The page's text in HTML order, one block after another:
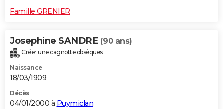
Famille GRENIER
Josephine SANDRE (90 ans)
Créer une cagnotte obsèques
Naissance
18/03/1909
Décès
04/01/2000 à Puymiclan